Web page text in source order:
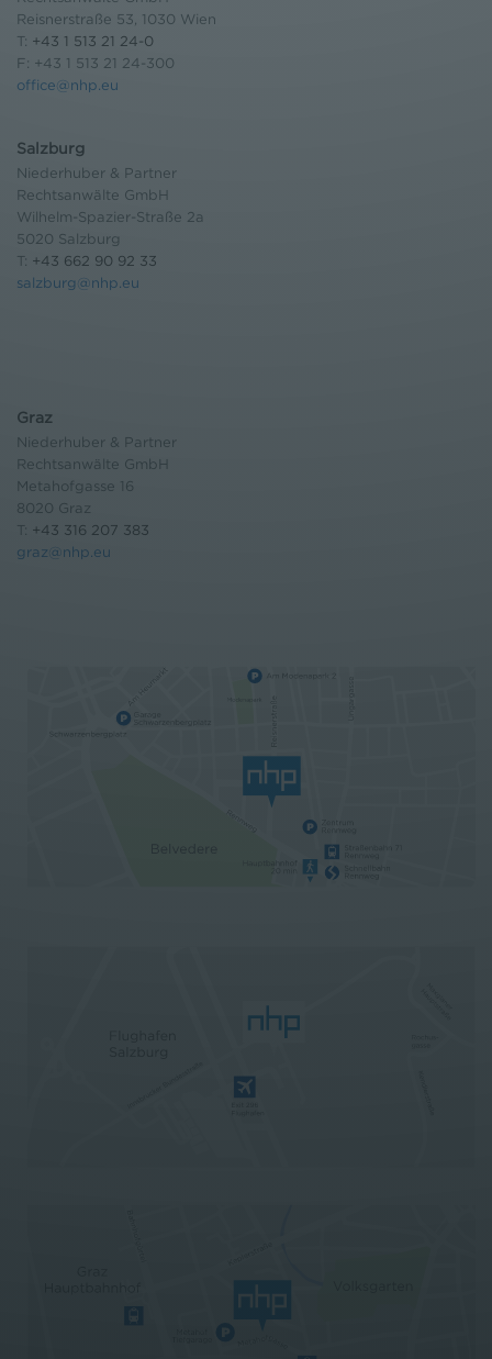
Reisnerstraße 53, 1030 Wien
T: +43 1 513 21 24-0
F: +43 1 513 21 24-300
office@nhp.eu
Salzburg
Niederhuber & Partner
Rechtsanwälte GmbH
Wilhelm-Spazier-Straße 2a
5020 Salzburg
T: +43 662 90 92 33
salzburg@nhp.eu
Graz
Niederhuber & Partner
Rechtsanwälte GmbH
Metahofgasse 16
8020 Graz
T: +43 316 207 383
graz@nhp.eu